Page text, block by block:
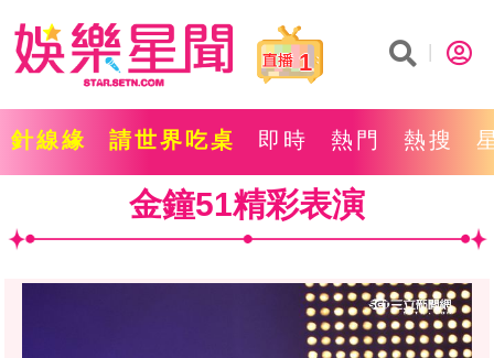
1
針線緣 請世界吃桌 即時 熱門 熱搜
金鐘51精彩表演